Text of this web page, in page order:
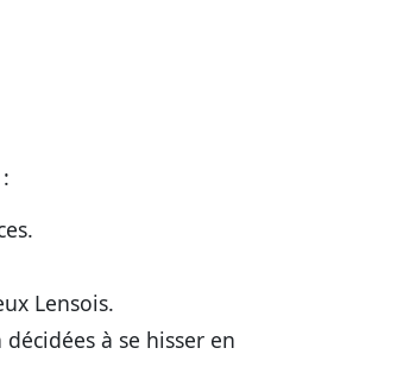
Lensois.
à se hisser en